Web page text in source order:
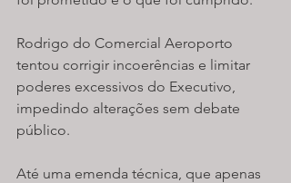
Rodrigo do Comercial Aeroporto
tentou corrigir incoerências e limitar
poderes excessivos do Executivo,
impedindo alterações sem debate
público.
Até uma emenda técnica, que apenas